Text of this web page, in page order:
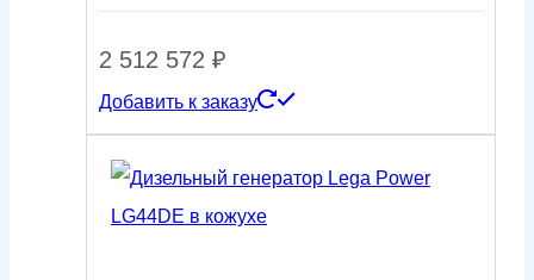
2 512 572 ₽
Добавить к заказу